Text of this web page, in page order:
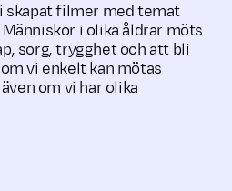
skapat filmer med temat
Människor i olika åldrar möts
sorg, trygghet och att bli
vi enkelt kan mötas
om vi har olika